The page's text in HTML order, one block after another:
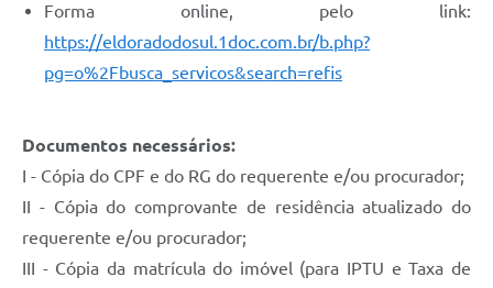
Forma online, pelo link:
https://eldoradodosul.1doc.com.br/b.php?
pg=o%2Fbusca_servicos&search=refis
Documentos necessários:
I - Cópia do CPF e do RG do requerente e/ou procurador;
II - Cópia do comprovante de residência atualizado do
requerente e/ou procurador;
III - Cópia da matrícula do imóvel (para IPTU e Taxa de